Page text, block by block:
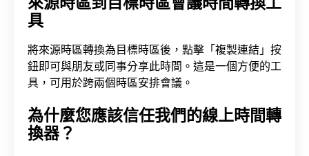
來源時區到目標時區會議時間轉換工
具
將來源時區轉換為目標時區後，點擊「複製連結」按
鈕即可與朋友或同事分享此時間。這是一個方便的工
具，可用於跨兩個時區安排會議。
為什麼您應該信任我們的線上時間轉
換器？